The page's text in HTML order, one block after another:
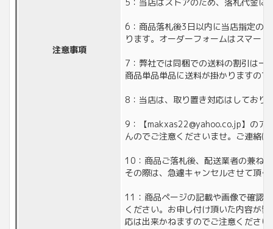
注意事項
6：商品落札後3日以内に当店指定の
ります。オーダーフォームはスマー
7：弊社では同梱での送料の割引は一
商品単品単品に送料が掛かりますの
8：当店は、取り置き対応はしており
9：【makxas22@yahoo.co.jp】のア
んのでご注意くださいませ。ご連絡
10：商品ご落札後、配送業者の兼ね
その際は、急遽キャンセルさせて頂
11：商品ページの記載や画像で確認
ください。お申し付け頂いた内容が
応は出来かねますのでご注意ください